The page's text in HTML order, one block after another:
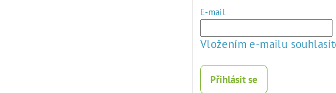
E-mail
Vložením e-mailu
Přihlásit se